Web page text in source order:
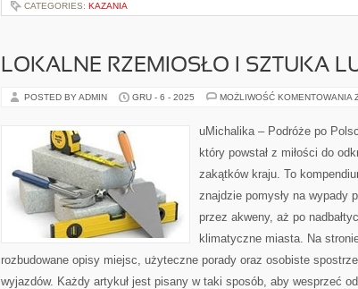
CATEGORIES: KAZANIA
LOKALNE RZEMIOSŁO I SZTUKA
POSTED BY ADMIN GRU - 6 - 2025 MOŻLIWOŚĆ KOMENTOWANIA
uMichalika – Podróże po
który powstał z miłości do
zakątków kraju. To
znajdzie pomysły na wypady
przez akweny, aż po
klimatyczne miasta. Na
rozbudowane opisy miejsc, użyteczne porady oraz osobiste
wyjazdów. Każdy artykuł jest pisany w taki sposób, aby wesprzeć